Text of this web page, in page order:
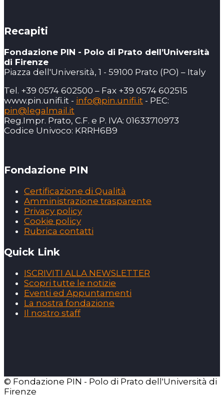
Recapiti
Fondazione PIN - Polo di Prato dell’Università
di Firenze
Piazza dell'Università, 1 - 59100 Prato (PO) – Italy
Tel. +39 0574 602500 – Fax +39 0574 602515
www.pin.unifi.it - info@pin.unifi.it - PEC:
pin@legalmail.it
Reg.Impr. Prato, C.F. e P. IVA: 01633710973
Codice Univoco: KRRH6B9
Fondazione PIN
Certificazione di Qualità
Amministrazione trasparente
Privacy policy
Cookie policy
Rubrica contatti
Quick Link
ISCRIVITI ALLA NEWSLETTER
Scopri tutte le notizie
Eventi ed Appuntamenti
La nostra fondazione
Il nostro staff
© Fondazione PIN - Polo di Prato dell'Università di
Firenze